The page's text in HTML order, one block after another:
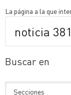
La página a la que
Buscar en